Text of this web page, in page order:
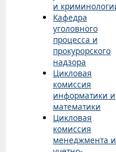
и
Кафедра
уголовного
процесса и
прокурорского
надзора
Цикловая
комиссия
информатики и
математики
Цикловая
комиссия
менеджмента и